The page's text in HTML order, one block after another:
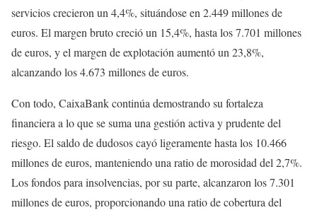
servicios crecieron un 4,4%, situándose en 2.449 millones de
euros. El margen bruto creció un 15,4%, hasta los 7.701 millones
de euros, y el margen de explotación aumentó un 23,8%,
alcanzando los 4.673 millones de euros.
Con todo, CaixaBank continúa demostrando su fortaleza
financiera a lo que se suma una gestión activa y prudente del
riesgo. El saldo de dudosos cayó ligeramente hasta los 10.466
millones de euros, manteniendo una ratio de morosidad del 2,7%.
Los fondos para insolvencias, por su parte, alcanzaron los 7.301
millones de euros, proporcionando una ratio de cobertura del